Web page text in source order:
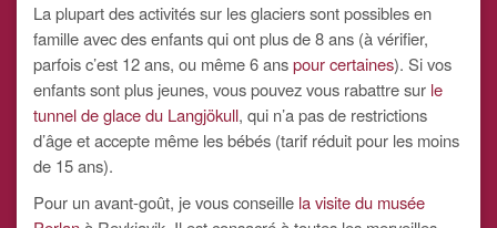
La plupart des activités sur les glaciers sont possibles en
famille avec des enfants qui ont plus de 8 ans (à vérifier,
parfois c’est 12 ans, ou même 6 anspour certaines). Si vos
enfants sont plus jeunes, vous pouvez vous rabattre sur le
tunnel de glace du Langjökull, qui n’a pas de restrictions
d’âge et accepte même les bébés (tarif réduit pour les moins
de 15 ans).
Pour un avant-goût, je vous conseille la visite du musée